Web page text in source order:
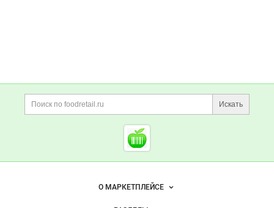
Дополнительная информация
Поиск по сайту и
Искать
Cсылки на полезные
Foodretail.ru
— продукты
Важные разделы и контакты
Навигация по сайтуО МАРКЕТПЛЕЙСЕ
Новости Foodretail.ru